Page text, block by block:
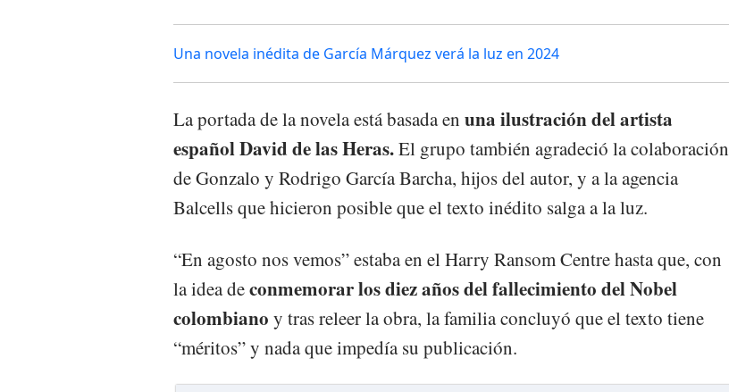
Una novela inédita de García Márquez verá la luz en 2024
La portada de la novela está basada en una ilustración del artista
español David de las Heras.El grupo también agradeció la colaboración
de Gonzalo y Rodrigo García Barcha, hijos del autor, y a la agencia
Balcells que hicieron posible que el texto inédito salga a la luz.
“En agosto nos vemos” estaba en el Harry Ransom Centre hasta que, con
la idea deconmemorar los diez años del fallecimiento del Nobel
colombiano y tras releer la obra, la familia concluyó que el texto tiene
“méritos” y nada que impedía su publicación.